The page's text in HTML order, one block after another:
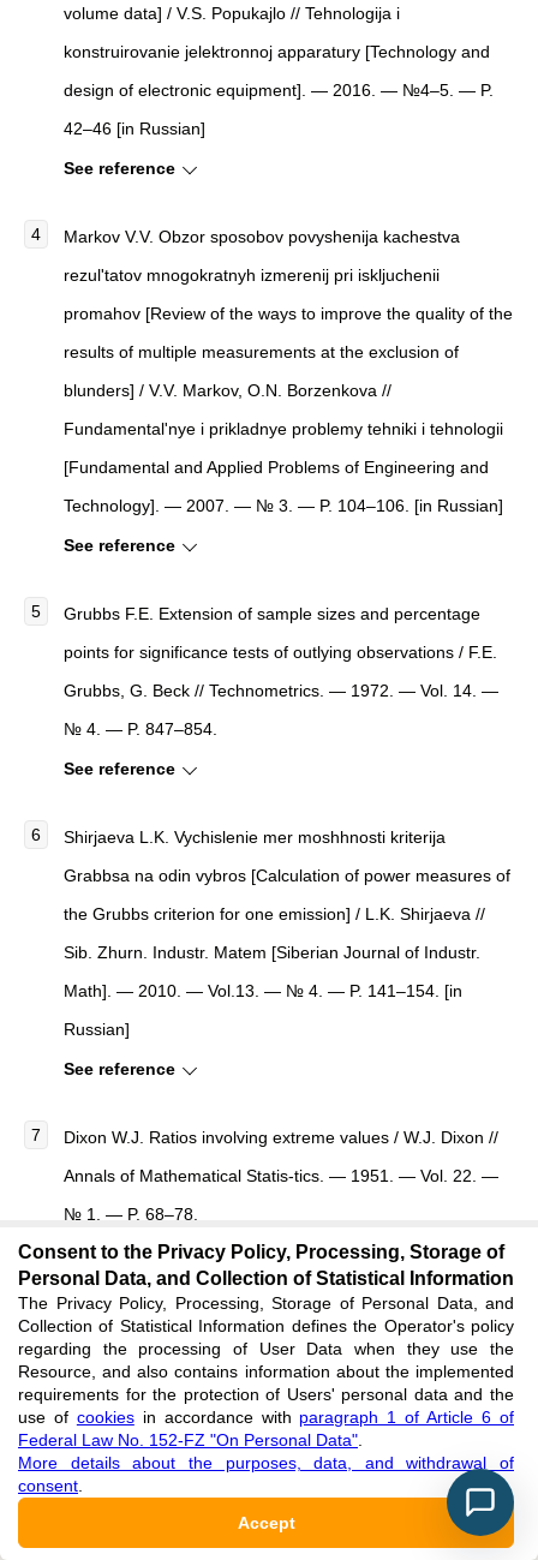
volume data] / V.S. Popukajlo // Tehnologija i
konstruirovanie jelektronnoj apparatury [Technology and
design of electronic equipment]. — 2016. — №4–5. — P.
42–46 [in Russian]
See reference
Markov V.V. Obzor sposobov povyshenija kachestva
rezul'tatov mnogokratnyh izmerenij pri iskljuchenii
promahov [Review of the ways to improve the quality of the
results of multiple measurements at the exclusion of
blunders] / V.V. Markov, O.N. Borzenkova //
Fundamental'nye i prikladnye problemy tehniki i tehnologii
[Fundamental and Applied Problems of Engineering and
Technology]. — 2007. — № 3. — P. 104–106. [in Russian]
See reference
Grubbs F.E. Extension of sample sizes and percentage
points for significance tests of outlying observations / F.E.
Grubbs, G. Beck // Technometrics. — 1972. — Vol. 14. —
№ 4. — P. 847–854.
See reference
Shirjaeva L.K. Vychislenie mer moshhnosti kriterija
Grabbsa na odin vybros [Calculation of power measures of
the Grubbs criterion for one emission] / L.K. Shirjaeva //
Sib. Zhurn. Industr. Matem [Siberian Journal of Industr.
Math]. — 2010. — Vol.13. — № 4. — P. 141–154. [in
Russian]
See reference
Dixon W.J. Ratios involving extreme values / W.J. Dixon //
Annals of Mathematical Statis-tics. — 1951. — Vol. 22. —
№ 1. — P. 68–78.
See reference
Vlasov R.Ju. Obosnovanie i vybor kriterija vyjavlenija i
lokalizacii anomal'nyh znachenij [Justification and selection
of the criterion for detection and localisation of anomalous
values] / R.Ju. Vlasov, A.V. Jakovlev // Global'nyj nauchnyj
potencial. Informatika, vychislitel'naja tehnika i upravlenie
[Global Scientific Potential. Informatics, Computer Science
and Management]. — 2015. — № 7 (15). — P. 36–39. [in
Consent to the Privacy Policy, Processing, Storage of
Personal Data, and Collection of Statistical Information
The Privacy Policy, Processing, Storage of Personal Data, and
Collection of Statistical Information defines the Operator's policy
regarding the processing of User Data when they use the
Resource, and also contains information about the implemented
requirements for the protection of Users' personal data and the
use of cookiesin accordance with paragraph 1 of Article 6 of
Federal Law No. 152-FZ "On Personal Data"
More details about the purposes, data, and withdrawal of
consent
Accept